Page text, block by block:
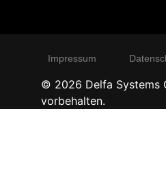
Impressum
© 2026 Delfa Systems
vorbehalten.